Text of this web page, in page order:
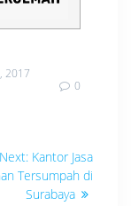
2017
0
Next: Next
post:
Kantor Jasa
Tersumpah di
Surabaya